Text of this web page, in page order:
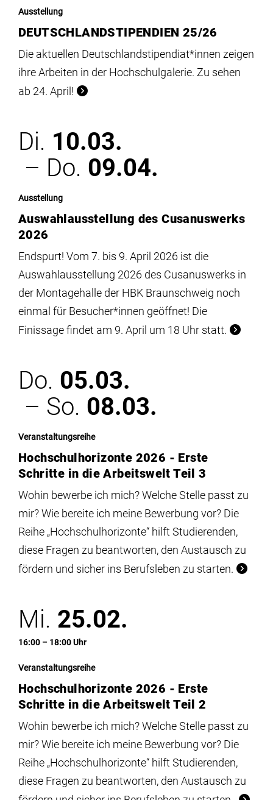
Ausstellung
DEUTSCHLANDSTIPENDIEN 25/26
Die aktuellen Deutschlandstipendiat*innen zeigen
ihre Arbeiten in der Hochschulgalerie. Zu sehen
ab 24. April!
Di. 10.03.
– Do. 09.04.
Ausstellung
Auswahlausstellung des Cusanuswerks
2026
Endspurt! Vom 7. bis 9. April 2026 ist die
Auswahlausstellung 2026 des Cusanuswerks in
der Montagehalle der HBK Braunschweig noch
einmal für Besucher*innen geöffnet! Die
Finissage findet am 9. April um 18 Uhr statt.
Do. 05.03.
– So. 08.03.
Veranstaltungsreihe
Hochschulhorizonte 2026 - Erste
Schritte in die Arbeitswelt Teil 3
Wohin bewerbe ich mich? Welche Stelle passt zu
mir? Wie bereite ich meine Bewerbung vor? Die
Reihe „Hochschulhorizonte“ hilft Studierenden,
diese Fragen zu beantworten, den Austausch zu
fördern und sicher ins Berufsleben zu starten.
Mi. 25.02.
16:00 – 18:00 Uhr
Veranstaltungsreihe
Hochschulhorizonte 2026 - Erste
Schritte in die Arbeitswelt Teil 2
Wohin bewerbe ich mich? Welche Stelle passt zu
mir? Wie bereite ich meine Bewerbung vor? Die
Reihe „Hochschulhorizonte“ hilft Studierenden,
diese Fragen zu beantworten, den Austausch zu